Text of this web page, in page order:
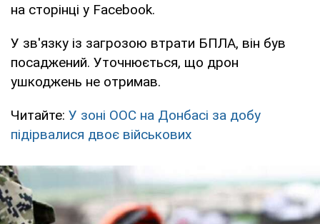
на сторінці у Facebook.
У зв'язку із загрозою втрати БПЛА, він був
посаджений. Уточнюється, що дрон
ушкоджень не отримав.
Читайте: У зоні ООС на Донбасі за добу
підірвалися двоє військових